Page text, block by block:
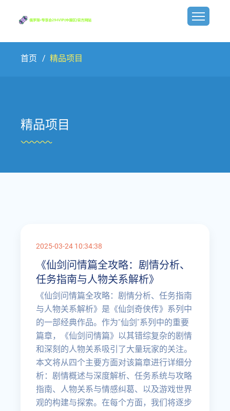
首页 精品项目
精品项目
2025-03-24 10:34:38
《仙剑问情篇全攻略：剧情分析、
任务指南与人物关系解析》
《仙剑问情篇全攻略：剧情分析、任务指南
与人物关系解析》是《仙剑奇侠传》系列中
的一部经典作品。作为“仙剑”系列中的重要
篇章，《仙剑问情篇》以其错综复杂的剧情
和深刻的人物关系吸引了大量玩家的关注。
本文将从四个主要方面对该篇章进行详细分
析：剧情概述与深度解析、任务系统与攻略
指南、人物关系与情感纠葛、以及游戏世界
观的构建与探索。在每个方面，我们将逐步